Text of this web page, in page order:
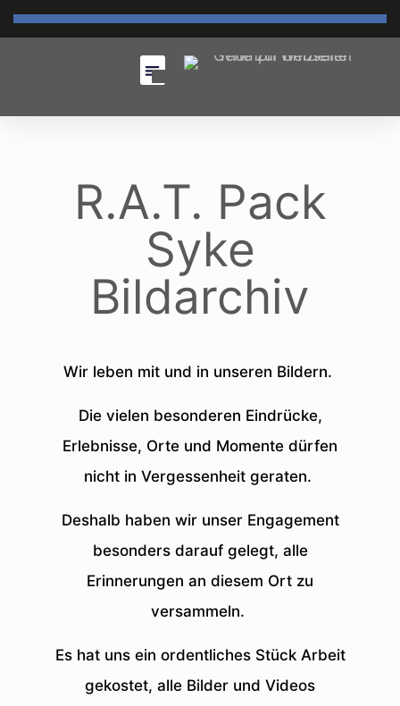
R.A.T. Pack
Syke
Bildarchiv
Wir leben mit und in unseren Bildern.
Die vielen besonderen Eindrücke,
Erlebnisse, Orte und Momente dürfen
nicht in Vergessenheit geraten.
Deshalb haben wir unser Engagement
besonders darauf gelegt, alle
Erinnerungen an diesem Ort zu
versammeln.
Es hat uns ein ordentliches Stück Arbeit
gekostet, alle Bilder und Videos